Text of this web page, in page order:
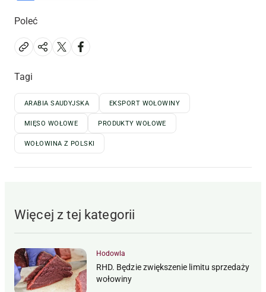
Poleć
Tagi
ARABIA SAUDYJSKA EKSPORT WOŁOWINY
MIĘSO WOŁOWE PRODUKTY WOŁOWE
WOŁOWINA Z POLSKI
Więcej z tej kategorii
Hodowla
RHD. Będzie zwiększenie limitu sprzedaży
wołowiny